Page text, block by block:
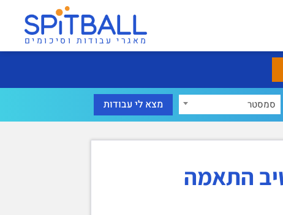
מאגרי עבודות וסיכומים
סמסטר
התאמה